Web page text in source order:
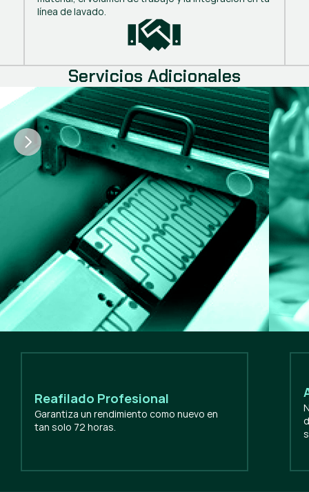
línea de lavado.
Servicios Adicionales
Reafilado Profesional
Garantiza un rendimiento como nuevo en
tan solo 72 horas.